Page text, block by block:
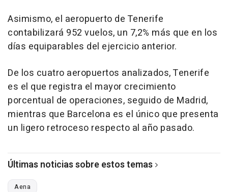
Asimismo, el aeropuerto de Tenerife
contabilizará 952 vuelos, un 7,2% más que en los
días equiparables del ejercicio anterior.
De los cuatro aeropuertos analizados, Tenerife
es el que registra el mayor crecimiento
porcentual de operaciones, seguido de Madrid,
mientras que Barcelona es el único que presenta
un ligero retroceso respecto al año pasado.
Últimas noticias sobre estos temas
Aena